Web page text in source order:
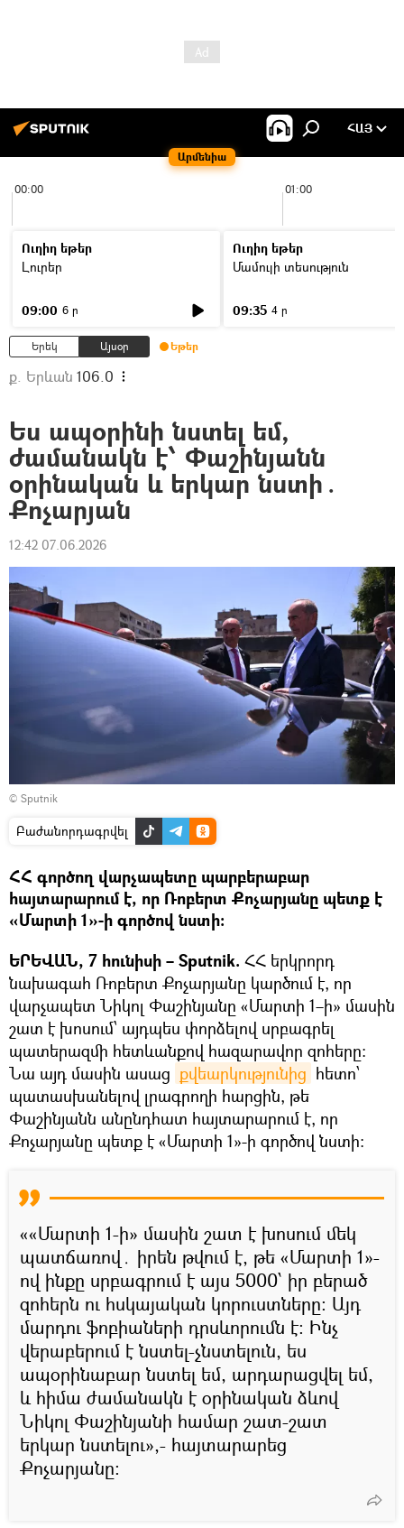
Արմենիա
ՀԱՅ
00:00 01:00
Ուղիղ եթեր
Լուրեր
09:00 6 ր
Ուղիղ եթեր
Մամուլի տեսություն
09:35 4 ր
Երեկ Այսօր Եթեր
ք. Երևան 106.0
Ես ապօրինի նստել եմ,
ժամանակն է՝ Փաշինյանն
օրինական և երկար նստի․
Քոչարյան
12:42 07.06.2026
© Sputnik
Բաժանորդագրվել
ՀՀ գործող վարչապետը պարբերաբար
հայտարարում է, որ Ռոբերտ Քոչարյանը պետք է
«Մարտի 1»-ի գործով նստի։
ԵՐԵՎԱՆ, 7 հունիսի – Sputnik. ՀՀ երկրորդ
նախագահ Ռոբերտ Քոչարյանը կարծում է, որ
վարչապետ Նիկոլ Փաշինյանը «Մարտի 1–ի» մասին
շատ է խոսում՝ այդպես փորձելով սրբագրել
պատերազմի հետևանքով հազարավոր զոհերը։
Նա այդ մասին ասաց քվեարկությունից հետո՝
պատասխանելով լրագրողի հարցին, թե
Փաշինյանն անընդհատ հայտարարում է, որ
Քոչարյանը պետք է «Մարտի 1»-ի գործով նստի։
««Մարտի 1-ի» մասին շատ է խոսում մեկ
պատճառով․ իրեն թվում է, թե «Մարտի 1»-
ով ինքը սրբագրում է այս 5000՝ իր բերած
զոհերն ու հսկայական կորուստները։ Այդ
մարդու ֆոբիաների դրսևորումն է։ Ինչ
վերաբերում է նստել-չնստելուն, ես
ապօրինաբար նստել եմ, արդարացվել եմ,
և հիմա ժամանակն է օրինական ձևով
Նիկոլ Փաշինյանի համար շատ-շատ
երկար նստելու»,- հայտարարեց
Քոչարյանը։